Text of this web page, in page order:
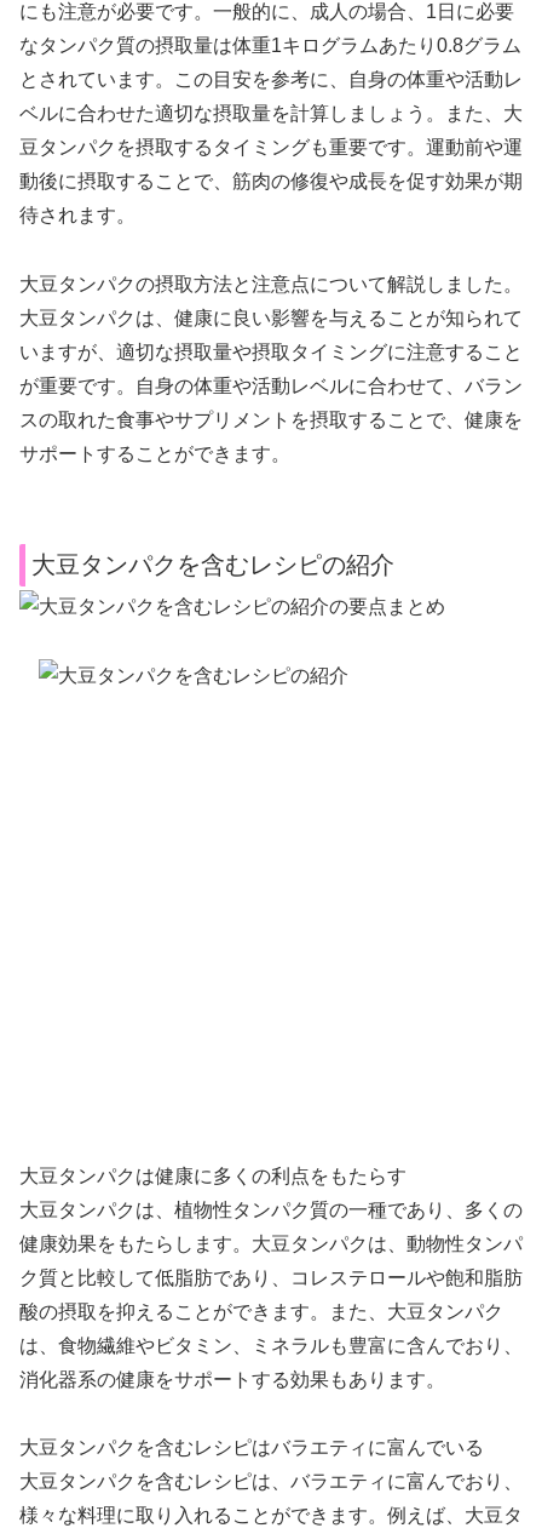
にも注意が必要です。一般的に、成人の場合、1日に必要
なタンパク質の摂取量は体重1キログラムあたり0.8グラム
とされています。この目安を参考に、自身の体重や活動レ
ベルに合わせた適切な摂取量を計算しましょう。また、大
豆タンパクを摂取するタイミングも重要です。運動前や運
動後に摂取することで、筋肉の修復や成長を促す効果が期
待されます。
大豆タンパクの摂取方法と注意点について解説しました。
大豆タンパクは、健康に良い影響を与えることが知られて
いますが、適切な摂取量や摂取タイミングに注意すること
が重要です。自身の体重や活動レベルに合わせて、バラン
スの取れた食事やサプリメントを摂取することで、健康を
サポートすることができます。
大豆タンパクを含むレシピの紹介
大豆タンパクは健康に多くの利点をもたらす
大豆タンパクは、植物性タンパク質の一種であり、多くの
健康効果をもたらします。大豆タンパクは、動物性タンパ
ク質と比較して低脂肪であり、コレステロールや飽和脂肪
酸の摂取を抑えることができます。また、大豆タンパク
は、食物繊維やビタミン、ミネラルも豊富に含んでおり、
消化器系の健康をサポートする効果もあります。
大豆タンパクを含むレシピはバラエティに富んでいる
大豆タンパクを含むレシピは、バラエティに富んでおり、
様々な料理に取り入れることができます。例えば、大豆タ